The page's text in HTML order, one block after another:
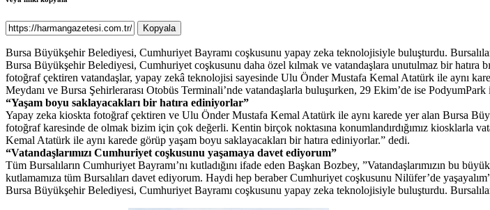
Kopyala
Bursa Büyükşehir Belediyesi, Cumhuriyet Bayramı coşkusunu yapay zeka teknolojisiyle buluşturdu.
Bursa Büyükşehir Belediyesi, Cumhuriyet coşkusunu daha özel kılmak ve vatandaşlara unutulmaz bir hatıra
fotoğraf çektiren vatandaşlar, yapay zekâ teknolojisi sayesinde Ulu Önder Mustafa Kemal Atatürk ile aynı
Meydanı ve Bursa Şehirlerarası Otobüs Terminali’nde vatandaşlarla buluşurken, 29 Ekim’de ise
“Yaşam boyu saklayacakları bir hatıra ediniyorlar”
Yapay zeka kioskta fotoğraf çektiren ve Ulu Önder Mustafa Kemal Atatürk ile aynı karede yer alan Bursa
fotoğraf karesinde de olmak bizim için çok değerli. Kentin birçok noktasına konumlandırdığımız kiosklarla
Kemal Atatürk ile aynı karede görüp yaşam boyu saklayacakları bir hatıra ediniyorlar.” dedi.
“Vatandaşlarımızı Cumhuriyet coşkusunu yaşamaya davet ediyorum”
Tüm Bursalıların Cumhuriyet Bayramı’nı kutladığını ifade eden Başkan Bozbey, ”Vatandaşlarımızın bu
kutlamamıza tüm Bursalıları davet ediyorum. Haydi hep beraber Cumhuriyet coşkusunu Nilüfer’de
Bursa Büyükşehir Belediyesi, Cumhuriyet Bayramı coşkusunu yapay zeka teknolojisiyle buluşturdu.